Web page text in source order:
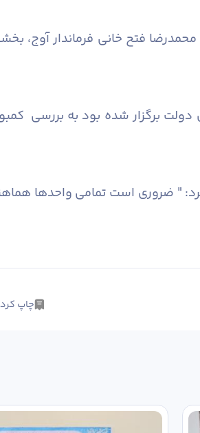
فتح خانی فرماندار آوج،
برگزار شده بود به بررسی
" ضروری است تمامی واحدها
چاپ